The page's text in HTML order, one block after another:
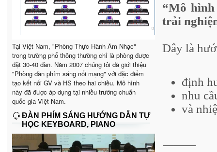
Tại Việt Nam, "Phòng Thực Hành Âm Nhạc"
trong trường phổ thông thường chỉ là phòng được
đặt 30-40 đàn. Năm 2007 chúng tôi đã giới thiệu
"Phòng đàn phím sáng nối mạng" với đặc điểm
tạo kết nối GV và HS theo hai chiều. Mô hình
này đã được áp dụng tại nhiều trường chuẩn
quốc gia Việt Nam.
ĐÀN PHÍM SÁNG HƯỚNG DẪN TỰ
HỌC KEYBOARD, PIANO
“Mô
trải
Đây là
định
nhu
và
⸻